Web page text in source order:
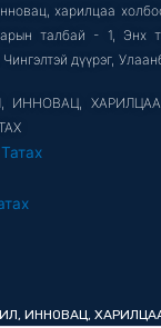
харилцаа
талбай - 1, Энх
дүүрэг,
ИННОВАЦ,
Татах
ИННОВАЦ,